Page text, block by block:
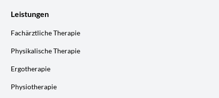
Leistungen
Fachärztliche Therapie
Physikalische Therapie
Ergotherapie
Physiotherapie